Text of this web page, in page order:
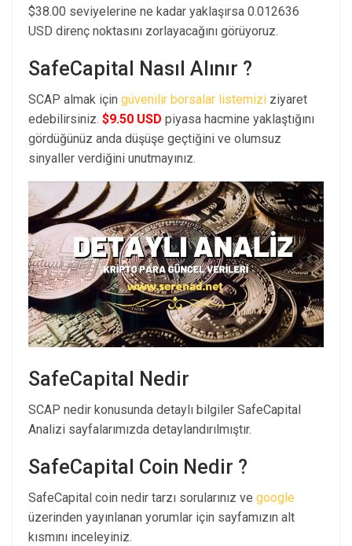
$38.00 seviyelerine ne kadar yaklaşırsa 0.012636
USD direnç noktasını zorlayacağını görüyoruz.
SafeCapital Nasıl Alınır ?
SCAP almak için güvenilir borsalar listemizi ziyaret
edebilirsiniz. $9.50 USD piyasa hacmine yaklaştığını
gördüğünüz anda düşüşe geçtiğini ve olumsuz
sinyaller verdiğini unutmayınız.
SafeCapital Nedir
SCAP nedir konusunda detaylı bilgiler SafeCapital
Analizi sayfalarımızda detaylandırılmıştır.
SafeCapital Coin Nedir ?
SafeCapital coin nedir tarzı sorularınız ve google
üzerinden yayınlanan yorumlar için sayfamızın alt
kısmını inceleyiniz.